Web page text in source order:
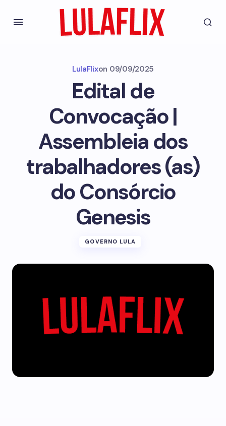
LulaFlixon 09/09/2025
Edital de
Convocação |
Assembleia dos
trabalhadores (as)
do Consórcio
Genesis
GOVERNO LULA